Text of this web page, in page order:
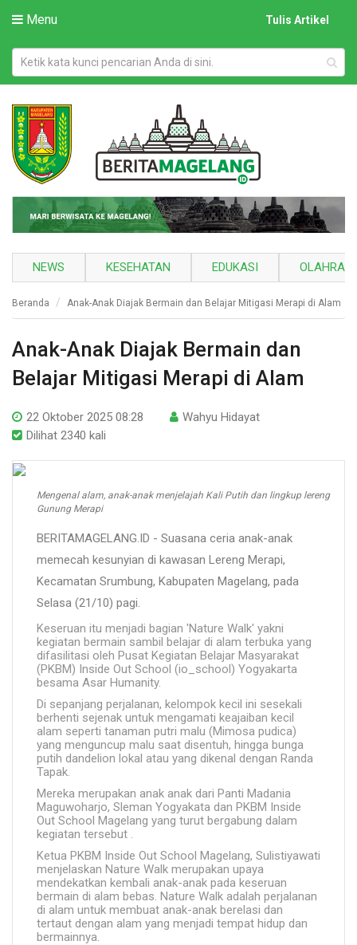
Menu Tulis Artikel
NEWS KESEHATAN EDUKASI
Beranda Anak-Anak Diajak Bermain dan Belajar Mitigasi Merapi di Alam
Anak-Anak Diajak Bermain dan
Belajar Mitigasi Merapi di Alam
22 Oktober 2025 08:28
Wahyu Hidayat
Dilihat 2340 kali
Mengenal alam, anak-anak menjelajah Kali Putih dan lingkup lereng
Gunung Merapi
BERITAMAGELANG.ID - Suasana ceria anak-anak
memecah kesunyian di kawasan Lereng Merapi,
Kecamatan Srumbung, Kabupaten Magelang, pada
Selasa (21/10) pagi.
Keseruan itu menjadi bagian 'Nature Walk' yakni
kegiatan bermain sambil belajar di alam terbuka yang
difasilitasi oleh Pusat Kegiatan Belajar Masyarakat
(PKBM) Inside Out School (io_school) Yogyakarta
besama Asar Humanity.
Di sepanjang perjalanan, kelompok kecil ini sesekali
berhenti sejenak untuk mengamati keajaiban kecil
alam seperti tanaman putri malu (Mimosa pudica)
yang menguncup malu saat disentuh, hingga bunga
putih dandelion lokal atau yang dikenal dengan Randa
Tapak.
Mereka merupakan anak anak dari Panti Madania
Maguwoharjo, Sleman Yogyakata dan PKBM Inside
Out School Magelang yang turut bergabung dalam
kegiatan tersebut .
Ketua PKBM Inside Out School Magelang, Sulistiyawati
menjelaskan Nature Walk merupakan upaya
mendekatkan kembali anak-anak pada keseruan
bermain di alam bebas. Nature Walk adalah perjalanan
di alam untuk membuat anak-anak berelasi dan
tertaut dengan alam yang menjadi tempat hidup dan
bermainnya.